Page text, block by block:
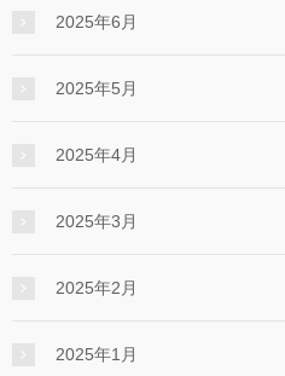
2025年6月
2025年5月
2025年4月
2025年3月
2025年2月
2025年1月